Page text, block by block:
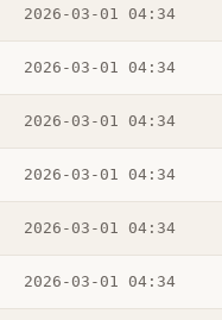
2026-03-01 04:34
2026-03-01 04:34
2026-03-01 04:34
2026-03-01 04:34
2026-03-01 04:34
2026-03-01 04:34